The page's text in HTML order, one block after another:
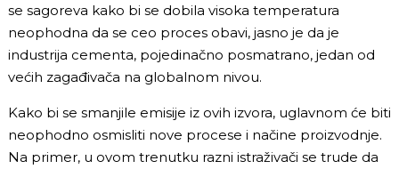
se sagoreva kako bi se dobila visoka temperatura
neophodna da se ceo proces obavi, jasno je da je
industrija cementa, pojedinačno posmatrano, jedan od
većih zagađivača na globalnom nivou.
Kako bi se smanjile emisije iz ovih izvora, uglavnom će biti
neophodno osmisliti nove procese i načine proizvodnje.
Na primer, u ovom trenutku razni istraživači se trude da